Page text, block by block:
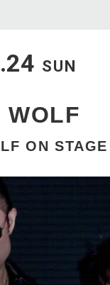
SUN
WOLF
ON STAGE